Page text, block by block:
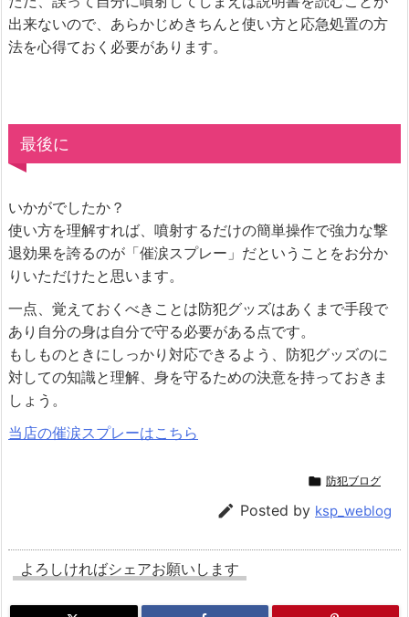
出来ないので、あらかじめきちんと使い方と応急処置の方
法を心得ておく必要があります。
最後に
いかがでしたか？
使い方を理解すれば、噴射するだけの簡単操作で強力な撃
退効果を誇るのが「催涙スプレー」だということをお分か
りいただけたと思います。
一点、覚えておくべきことは防犯グッズはあくまで手段で
あり自分の身は自分で守る必要がある点です。
もしものときにしっかり対応できるよう、防犯グッズのに
対しての知識と理解、身を守るための決意を持っておきま
しょう。
当店の催涙スプレーはこちら
 防犯ブログ
 Posted by ksp_weblog
よろしければシェアお願いします